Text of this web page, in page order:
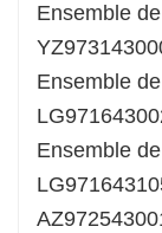
l'ensemble
les portes,
tôle, l'huile
vendus.
Ensemble
Ensemble
Ensemble